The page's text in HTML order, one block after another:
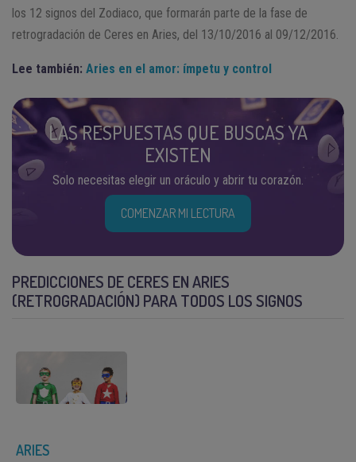
los 12 signos del Zodiaco, que formarán parte de la fase de
retrogradación de Ceres en Aries, del 13/10/2016 al 09/12/2016.
Lee también: Aries en el amor: ímpetu y control
LAS RESPUESTAS QUE BUSCAS YA
EXISTEN
Solo necesitas elegir un oráculo y abrir tu corazón.
COMENZAR MI LECTURA
PREDICCIONES DE CERES EN ARIES
(RETROGRADACIÓN) PARA TODOS LOS SIGNOS
ARIES